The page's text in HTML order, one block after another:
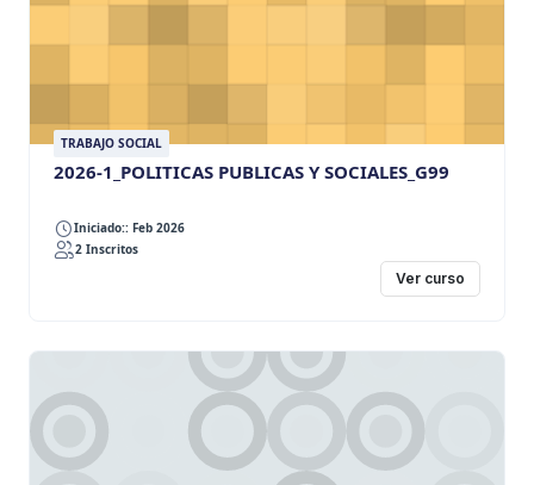
TRABAJO SOCIAL
2026-1_POLITICAS PUBLICAS Y SOCIALES_G99
Iniciado:: Feb 2026
2 Inscritos
Ver curso